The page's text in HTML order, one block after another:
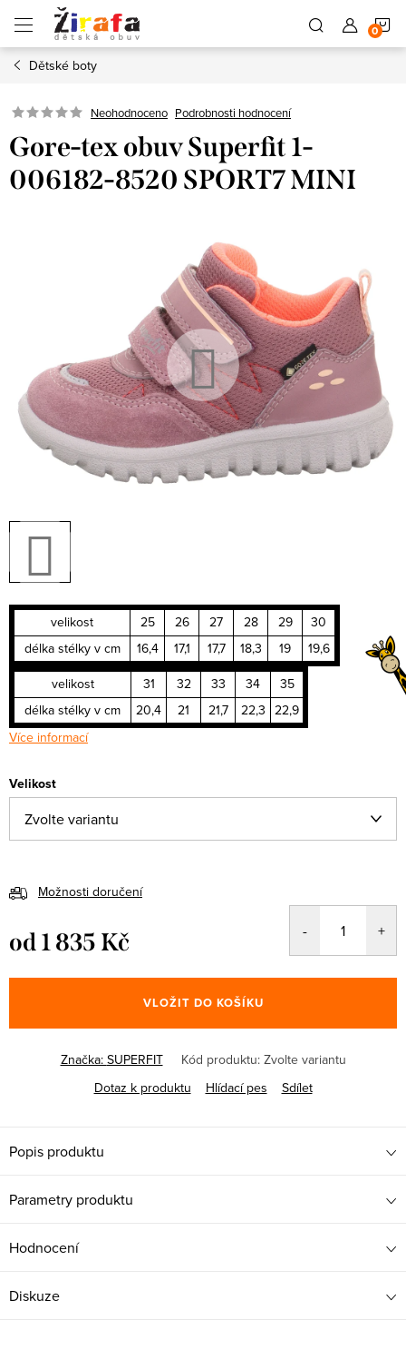
obsah
Dětské boty
Neohodnoceno Podrobnosti hodnocení
Gore-tex obuv Superfit 1-
006182-8520 SPORT7 MINI
velikost 25 26 27 28 29
30
délka stélky v cm
16,4 17,1 17,7 18,3 19
19,6
velikost
31 32 33 34
35
délka stélky v cm
20,4 21 21,7 22,3 22,9
Více informací
Velikost
Možnosti doručení
od1 835 Kč
cena:
VLOŽIT DO KOŠÍKU
Značka: SUPERFIT Kód produktu: Zvolte variantu
Dotaz k produktu
Hlídací pes Sdílet
Popis produktu
Parametry produktu
Hodnocení
Diskuze